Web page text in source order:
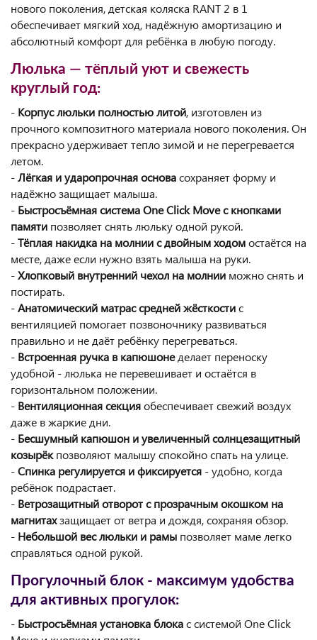
нового поколения, детская коляска RANT 2 в 1
обеспечивает мягкий ход, надёжную амортизацию и
абсолютный комфорт для ребёнка в любую погоду.
Люлька — тёплый уют и свежесть
круглый год:
- Корпус люльки полностью литой, изготовлен из
прочного композитного материала нового поколения. Он
прекрасно удерживает тепло зимой и не перегревается
летом.
-Лёгкая и ударопрочная основасохраняет форму и
надёжно защищает малыша.
- Быстросъёмная система One Click Move с кнопками
памяти позволяет снять люльку одной рукой.
-Тёплая накидка на молнии с двойным ходомостаётся на
месте, даже если нужно взять малыша на руки.
-Хлопковый внутренний чехол на молнии можно снять и
постирать.
-Анатомический матрас средней жёсткостис
вентиляцией помогает позвоночнику развиваться
правильно и не даёт ребёнку перегреваться.
- Встроенная ручка в капюшонеделает переноску
удобной - люлька не перевешивает и остаётся в
горизонтальном положении.
- Вентиляционная секцияобеспечивает свежий воздух
даже в жаркие дни.
- Бесшумный капюшон и увеличенный солнцезащитный
козырёкпозволяют малышу спокойно спать на улице.
-Спинка регулируется и фиксируется - удобно, когда
ребёнок подрастает.
- Ветрозащитный отворот с прозрачным окошком на
магнитахзащищает от ветра и дождя, сохраняя обзор.
- Небольшой вес люльки и рамы позволяет маме легко
справляться одной рукой.
Прогулочный блок - максимум удобства
для активных прогулок:
- Быстросъёмная установка блокас системой One Click